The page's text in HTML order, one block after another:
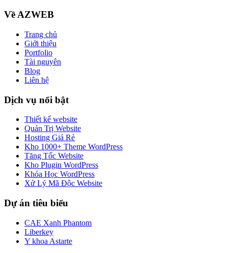
Về AZWEB
Trang chủ
Giới thiệu
Portfolio
Tài nguyên
Blog
Liên hệ
Dịch vụ nổi bật
Thiết kế website
Quản Trị Website
Hosting Giá Rẻ
Kho 1000+ Theme WordPress
Tăng Tốc Website
Kho Plugin WordPress
Khóa Học WordPress
Xử Lý Mã Độc Website
Dự án tiêu biểu
CAE Xanh Phantom
Liberkey
Y khoa Astarte